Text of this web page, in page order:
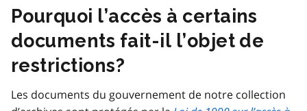
Pourquoi l’accès à certains
documents fait-il l’objet de
restrictions?
Les documents du gouvernement de notre collection